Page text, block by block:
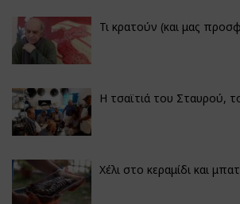
Τι κρατούν (και μας
Η τσαϊτιά του Σταυρού,
Χέλι στο κεραμίδι και